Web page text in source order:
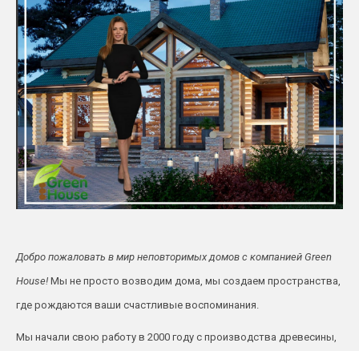
Добро пожаловать в мир неповторимых домов с компанией Green
House! Мы не просто возводим дома, мы создаем пространства,
где рождаются ваши счастливые воспоминания.
Мы начали свою работу в 2000 году с производства древесины,